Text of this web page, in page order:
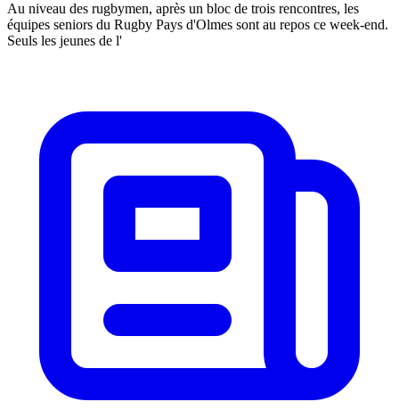
Au niveau des rugbymen, après un bloc de trois rencontres, les
équipes seniors du Rugby Pays d'Olmes sont au repos ce week-end.
Seuls les jeunes de l'